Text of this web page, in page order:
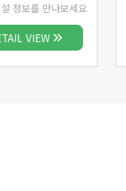
정보를 만나보세요
VIEW